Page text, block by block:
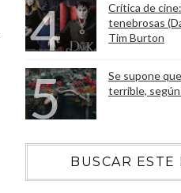
Crítica de
tenebrosas
Tim Burton
Se supone
terrible,
BUSCAR ESTE